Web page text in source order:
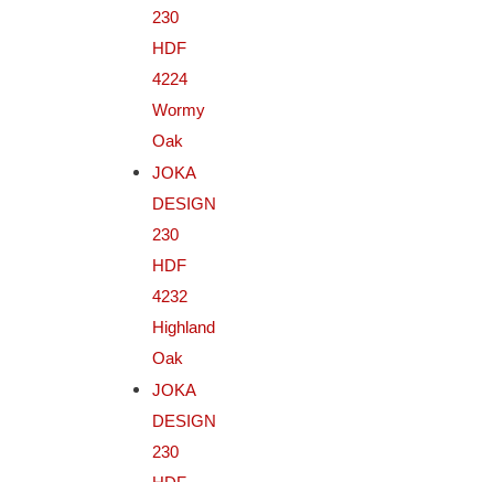
230
HDF
4224
Wormy
Oak
JOKA
DESIGN
230
HDF
4232
Highland
Oak
JOKA
DESIGN
230